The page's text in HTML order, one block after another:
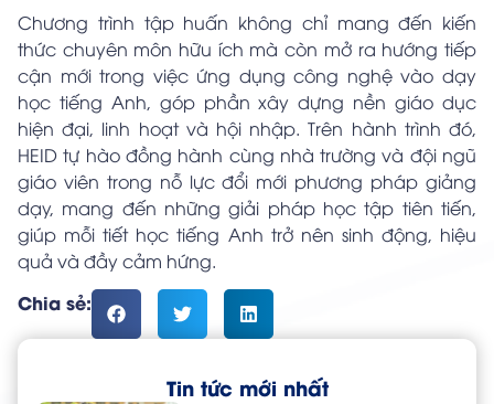
Chương trình tập huấn không chỉ mang đến kiến
thức chuyên môn hữu ích mà còn mở ra hướng tiếp
cận mới trong việc ứng dụng công nghệ vào dạy
học tiếng Anh, góp phần xây dựng nền giáo dục
hiện đại, linh hoạt và hội nhập. Trên hành trình đó,
HEID tự hào đồng hành cùng nhà trường và đội ngũ
giáo viên trong nỗ lực đổi mới phương pháp giảng
dạy, mang đến những giải pháp học tập tiên tiến,
giúp mỗi tiết học tiếng Anh trở nên sinh động, hiệu
quả và đầy cảm hứng.
Chia sẻ:
Tin tức mới nhất